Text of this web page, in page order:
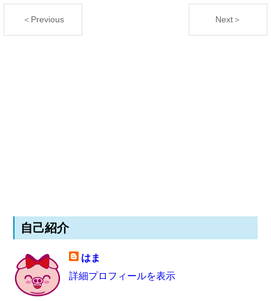
＜Previous Next＞
自己紹介
はま
詳細プロフィールを表示